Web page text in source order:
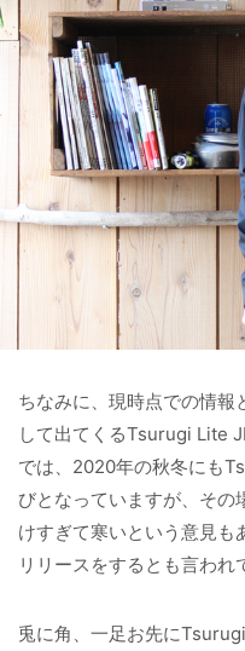
ちなみに、現時点での情報
して出てくるTsurugi Lite
では、2020年の秋冬にも
びとなっていますが、そ
けすぎて寒いという意見も
リリースをするとも言われ
兎に角、一足お先に